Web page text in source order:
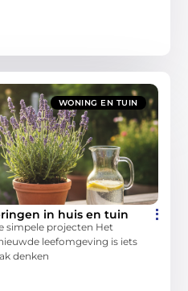
WONING EN TUIN
in huis en tuin
simpele projecten Het
leefomgeving is iets
denken